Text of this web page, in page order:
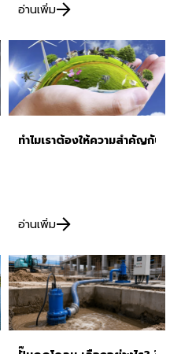
ของ YHR โดย Dynamach
อ่านเพิ่ม
อร์ส ราคา สูงกว่าเพื่อแลกกับควา
ทำไมเราต้องให้ความสำคัญกับก
อ่านเพิ่ม